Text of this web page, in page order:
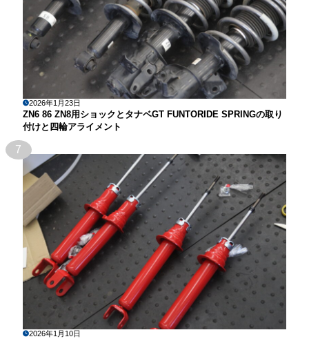
2026年1月23日
ZN6 86 ZN8用ショックとタナベGT FUNTORIDE SPRINGの取り
付けと四輪アライメント
7
2026年1月10日